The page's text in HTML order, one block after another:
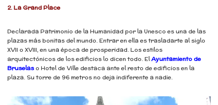
2. La Grand Place
Declarada Patrimonio de la Humanidad por la Unesco es una de las
plazas más bonitas del mundo. Entrar en ella es trasladarte al siglo
XVII o XVIII, en una época de prosperidad. Los estilos
arquitectónicos de los edificios lo dicen todo. ElAyuntamiento de
Bruselaso Hotel de Villedestaca ante el resto de edificios en la
plaza. Su torre de 96 metros no deja indiferente a nadie.